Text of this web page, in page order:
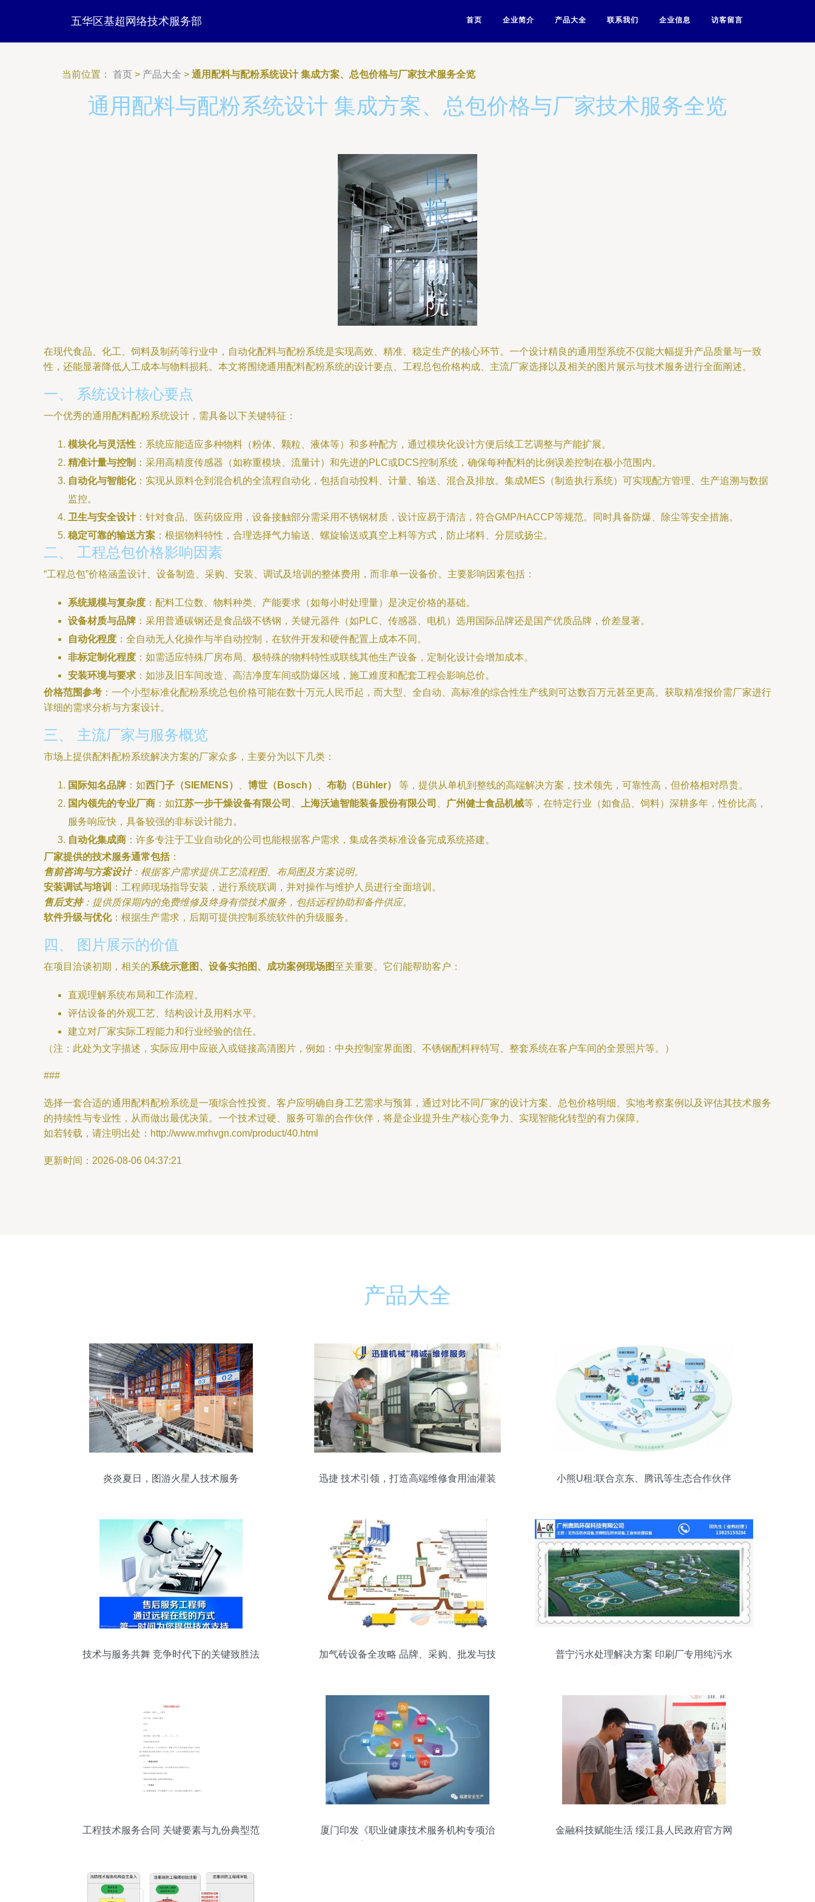
五华区基超网络技术服务部 首页 企业简介 产品大全 联系我们 企业信息 访客留言
当前位置： 首页 > 产品大全 > 通用配料与配粉系统设计 集成方案、总包价格与厂家技术服务全览
通用配料与配粉系统设计 集成方案、总包价格与厂家技术服务全览
在现代食品、化工、饲料及制药等行业中，自动化配料与配粉系统是实现高效、精准、稳定生产的核心环节。一个设计精良的通用型系统不仅能大幅提升产品质量与一致
性，还能显著降低人工成本与物料损耗。本文将围绕通用配料配粉系统的设计要点、工程总包价格构成、主流厂家选择以及相关的图片展示与技术服务进行全面阐述。
一、 系统设计核心要点
一个优秀的通用配料配粉系统设计，需具备以下关键特征：
模块化与灵活性 ：系统应能适应多种物料（粉体、颗粒、液体等）和多种配方，通过模块化设计方便后续工艺调整与产能扩展。
精准计量与控制 ：采用高精度传感器（如称重模块、流量计）和先进的PLC或DCS控制系统，确保每种配料的比例误差控制在极小范围内。
自动化与智能化：实现从原料仓到混合机的全流程自动化，包括自动投料、计量、输送、混合及排放。集成MES（制造执行系统）可实现配方管理、生产追溯与数据
监控。
卫生与安全设计：针对食品、医药级应用，设备接触部分需采用不锈钢材质，设计应易于清洁，符合GMP/HACCP等规范。同时具备防爆、除尘等安全措施。
稳定可靠的输送方案 ：根据物料特性，合理选择气力输送、螺旋输送或真空上料等方式，防止堵料、分层或扬尘。
二、 工程总包价格影响因素
“工程总包”价格涵盖设计、设备制造、采购、安装、调试及培训的整体费用，而非单一设备价。主要影响因素包括：
系统规模与复杂度 ：配料工位数、物料种类、产能要求（如每小时处理量）是决定价格的基础。
设备材质与品牌 ：采用普通碳钢还是食品级不锈钢，关键元器件（如PLC、传感器、电机）选用国际品牌还是国产优质品牌，价差显著。
自动化程度 ：全自动无人化操作与半自动控制，在软件开发和硬件配置上成本不同。
非标定制化程度 ：如需适应特殊厂房布局、极特殊的物料特性或联线其他生产设备，定制化设计会增加成本。
安装环境与要求 ：如涉及旧车间改造、高洁净度车间或防爆区域，施工难度和配套工程会影响总价。
价格范围参考 ：一个小型标准化配粉系统总包价格可能在数十万元人民币起，而大型、全自动、高标准的综合性生产线则可达数百万元甚至更高。获取精准报价需厂家进行
详细的需求分析与方案设计。
三、 主流厂家与服务概览
市场上提供配料配粉系统解决方案的厂家众多，主要分为以下几类：
国际知名品牌 ：如西门子（SIEMENS） 博世（Bosch） 布勒（Bühler）
等，提供从单机到整线的高端解决方案，技术领先，可靠性高，但价格相对昂贵。
国内领先的专业厂商 ：如江苏一步干燥设备有限公司 上海沃迪智能装备股份有限公司 广州健士食品机械等，在特定行业（如食品、饲料）深耕多年，性价比高，
服务响应快，具备较强的非标设计能力。
自动化集成商 ：许多专注于工业自动化的公司也能根据客户需求，集成各类标准设备完成系统搭建。
厂家提供的技术服务通常包括：
售前咨询与方案设计：根据客户需求提供工艺流程图、布局图及方案说明。
安装调试与培训
：工程师现场指导安装，进行系统联调，并对操作与维护人员进行全面培训。
售后支持：提供质保期内的免费维修及终身有偿技术服务，包括远程协助和备件供应。
软件升级与优化：根据生产需求，后期可提供控制系统软件的升级服务。
四、 图片展示的价值
在项目洽谈初期，相关的系统示意图、设备实拍图、成功案例现场图至关重要。它们能帮助客户：
直观理解系统布局和工作流程。
评估设备的外观工艺、结构设计及用料水平。
建立对厂家实际工程能力和行业经验的信任。
（注：此处为文字描述，实际应用中应嵌入或链接高清图片，例如：中央控制室界面图、不锈钢配料秤特写、整套系统在客户车间的全景照片等。）
###
选择一套合适的通用配料配粉系统是一项综合性投资。客户应明确自身工艺需求与预算，通过对比不同厂家的设计方案、总包价格明细、实地考察案例以及评估其技术服务
的持续性与专业性，从而做出最优决策。一个技术过硬、服务可靠的合作伙伴，将是企业提升生产核心竞争力、实现智能化转型的有力保障。
如若转载，请注明出处：http://www.mrhvgn.com/product/40.html
更新时间：2026-08-06 04:37:21
产品大全
炎炎夏日，图游火星人技术服务
迅捷 技术引领，打造高端维修食用油灌装
小熊U租:联合京东、腾讯等生态合作伙伴
技术与服务共舞 竞争时代下的关键致胜法
加气砖设备全攻略 品牌、采购、批发与技
普宁污水处理解决方案 印刷厂专用纯污水
工程技术服务合同 关键要素与九份典型范
厦门印发《职业健康技术服务机构专项治
金融科技赋能生活 绥江县人民政府官方网